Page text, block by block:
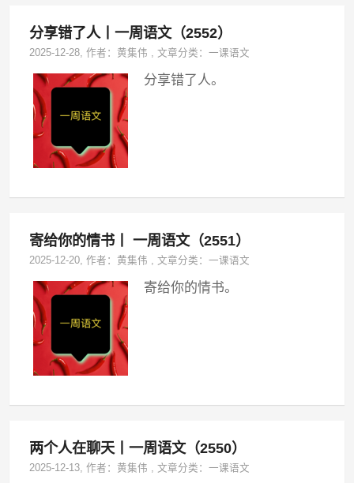
分享错了人丨一周语文（2552）
2025-12-28, 作者：黄集伟 ,文章分类：一课语文
分享错了人。
寄给你的情书丨 一周语文（2551）
2025-12-20, 作者：黄集伟 ,文章分类：一课语文
寄给你的情书。
两个人在聊天丨一周语文（2550）
2025-12-13, 作者：黄集伟 ,文章分类：一课语文